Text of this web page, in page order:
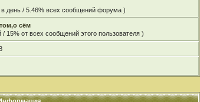
день / 5.46% всех сообщений форума )
сём
15% от всех сообщений этого пользователя )